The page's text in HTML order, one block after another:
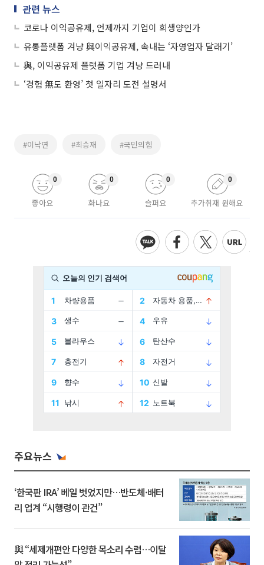
관련 뉴스
코로나 이익공유제, 언제까지 기업이 희생양인가
유통플랫폼 겨냥 與이익공유제, 속내는 ‘자영업자 달래기’
與, 이익공유제 플랫폼 기업 겨냥 드러내
‘경험 無도 환영’ 첫 일자리 도전 설명서
#이낙연 #최승재 #국민의힘
좋아요
0
화나요
0
슬퍼요
0
추가취재 원해요
0
주요뉴스
‘한국판 IRA’ 베일 벗었지만…반도체·배터
리 업계 “시행령이 관건”
與 “세제개편안 다양한 목소리 수렴…이달